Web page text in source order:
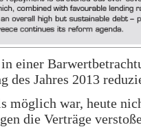
einer
des Jahres 2013
möglich war, heute
die Verträge